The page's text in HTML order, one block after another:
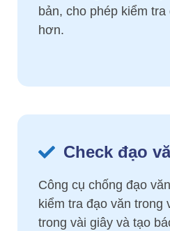
bản, cho phép kiểm
hơn.
Check đạo
Công cụ chống đạo
kiểm tra đạo văn trong
trong vài giây và tạo